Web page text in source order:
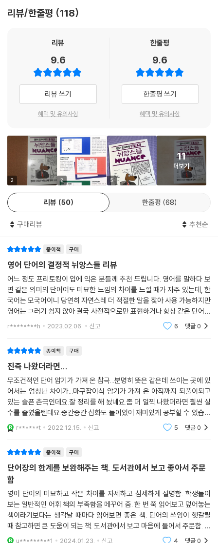
5 짐, 화물 load vs. baggage / luggage
7 방법, 방식 way vs. method
8 유행 fashion vs. trend
9 약, 약품 medicine vs. drug
10 문제 problem vs. trouble
11 무서움, 두려움, 공포 fear vs. terror
12 운명 destiny vs. fate
14 지역, 영역, 분야 area vs. field
16 비용, 요금 cost vs. fee
17 계획, 일정 plan vs. blueprint
18 문, 출입문 door vs. gate
19 돈, 자금 money vs. fund
21 길, 도로 way vs. street
22 글, 작문 writing vs. composition
즐거움의 한 축, 다양한 맛의 세계
SECTION 3 형용사, 부사
1 친절한 kind vs. generous
2 순한, 온화한 mild / gentle vs. compliant
3 비열한, 야비한 mean vs. nasty
4 굉장한, 엄청난 great vs. superb
5 슬픈 sad vs. gloomy
7 분명한, 확실한 clear vs. obvious
9 필요한 necessary vs. essential
10 유명한, 알려져 있는 famous vs. popular
11 끔찍한, 지독한 terrible vs. disgusting .
12 깨끗한 clean vs. tidy
13 더러운, 지저분한 dirty vs. filthy
14 용감한, 용기 있는 brave vs. courageous
15 위험한 dangerous vs. risky
17 넓은, 광범위한 wide vs. broad
19 아픈, 다친 sick vs. hurt
20 빠른 fast vs. quick
21 보통의, 일반적인 normal vs. ordinary
22 이상한 strange vs. weird
23 특별한 special vs. particular
24 진짜의, 실제의 real vs. actual
장합니다.
1. 이보다 더 명확할 수 없는 설명
단어의 뉘앙스를 그 어떤 사전보다도 명확하게 설명합니다. 격식을 차릴
때 써야 하는 단어인지, 상대방에게 어떤 식으로 들리는지, 다른 유의어들
과는 어떤 점에서 차이를 두는지 하나하나 짚어가며 설명하기에 이해하기
쉽습니다. 스키니 진이 날씬한 사람들이 입는 옷이라서 skinny가 좋은 뜻
인 줄 알고 slender 대신에 외국인에게 You look skinny.했다가는 큰일
뚱그려 외운 단어들 중, 회화와 작문에서 가장 잘못 쓰거나 혼동하여 쓰기
쉬운 것 164개 유닛을 골라 확실한 뉘앙스를 선사합니다.
2 예문으로 완전하게 다지는 뉘앙스
해당 유의어가 어떤 상황에서 어떤 느낌으로 쓰이는지 생생한 회화 예문을
제시해, 반드시 확인하고 넘어갈 수 있게 합니다.
구구절절 설명보다 이해가 바로 되게 하는 이미지를 수록해 기억력 증대에
이지를 넘기는 맛이 있습니다.
리뷰/한줄평 118
리뷰
9.6
리뷰 쓰기
혜택 및 유의사항
한줄평
9.6
한줄평 쓰기
혜택 및 유의사항
2 2 5
11
더보기
리뷰 50 한줄평 68
구매리뷰 추천순
종이책 구매
영어 단어의 결정적 뉘앙스들 리뷰
어느 정도 프리토킹이 입에 익은 분들께 추천 드립니다. 영어를 말하다 보
면 같은 의미의 단어여도 미묘한 느낌의 차이를 느낄 때가 자주 있는데, 한
국어는 모국어이니 당연히 자연스레 더 적절한 말을 찾아 사용 가능하지만
영어는 그러기 쉽지 않아 결국 사전적으로만 표현하거나 항상 같은 단어만
사용하게 됩니다. 그게 아쉬운 사람에게 아주 도움 되는 교재입니다. 저 같
r********h 2023.02.06. 신고 6 댓글0
종이책 구매
진즉 나왔더라면...
무조건적인 단어 암기가 가져 온 참극...분명히 뜻은 같은데 쓰이는 곳에 있
어서는 엄청난 차이가...마구잡이식 암기가 가져 온 아직까지 되풀이되고
있는 슬픈 촌극인데요.잘 정리를 해 놨네요.좀 더 일찍.나왔더라면 훨씬 실
수를 줄였을텐데요.중간중간 삽화도 들어있어 재미있게 공부할 수 있습니
다.이 책을 다 읽고 나면 이제 함부로 단어를 단지.우리말 뜻이.같다고 막
던지지는 않
r******t 2022.12.15. 신고 5 댓글0
종이책 구매
단어장의 한계를 보완해주는 책. 도서관에서 보고 좋아서 주문
함
영어 단어의 미묘하고 작은 차이를 자세하고 섬세하게 설명함. 학생들이
보는 일반적인 어휘 책의 부족함을 메꾸어 줌. 한 번 쭉 읽어보고 덮어놓는
책이라기보다는 생각날 때마다 읽어보면 좋은 책. 단어의 쓰임이 헷갈릴
때 참고하면 큰 도움이 되는 책. 도서관에서 보고 마음에 들어서 주문함. 책
소장을 추천. 이 시리즈로 나온 다른 책도 관심 있음. 가격이 좀 저렴하면
u*********1 2024.01.23. 신고 4 댓글0